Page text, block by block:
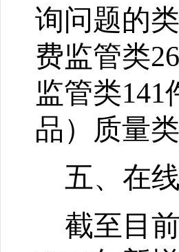
询问题的
费监管类
监管类141
品）质量类
五、在
截至目